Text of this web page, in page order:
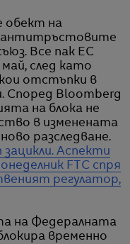
обект на
антитръстовите
Все пак ЕС
след като
отстъпки в
Според Bloomberg
на блока не
в изменената
разследване.
Аспекти
FTC спря
регулатор,
на Федералната
временно